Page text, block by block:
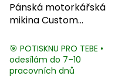
Pánská motorkářská
mikina Custom
🎯 POTISKNU PRO TEBE •
odesílám do 7–10
pracovních dnů